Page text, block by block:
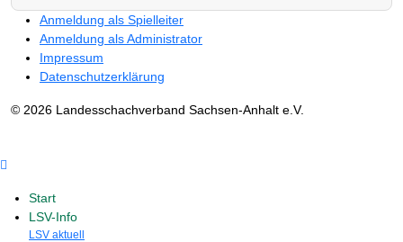
Anmeldung als Spielleiter
Anmeldung als Administrator
Impressum
Datenschutzerklärung
© 2026 Landesschachverband Sachsen-Anhalt e.V.
Start
LSV-Info
LSV aktuell